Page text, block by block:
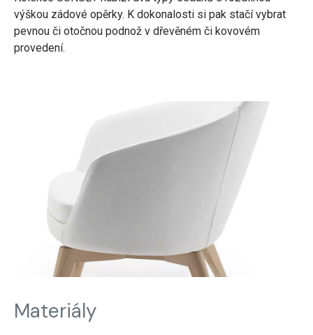
výškou zádové opěrky. K dokonalosti si pak stačí vybrat
pevnou či otočnou podnož v dřevěném či kovovém
provedení.
Materiály